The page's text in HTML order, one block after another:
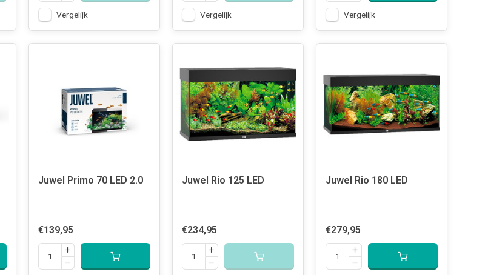
Vergelijk Vergelijk Vergelijk
Juwel Primo 70 LED 2.0
€139,95
Juwel Rio 125 LED
€234,95
Juwel Rio 180 LED
€279,95